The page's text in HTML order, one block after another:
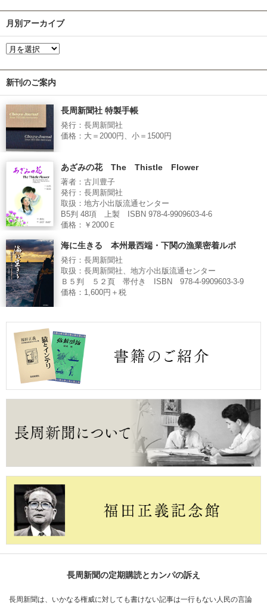
月別アーカイブ
新刊のご案内
長周新聞社 特製手帳
発行：長周新聞社
価格：大＝2000円、小＝1500円
あざみの花 The Thistle Flower
著者：古川豊子
発行：長周新聞社
取扱：地方小出版流通センター
B5判 48項 上製 ISBN 978-4-9909603-4-6
価格：￥2000Ｅ
海に生きる 本州最西端・下関の漁業密着ルポ
発行：長周新聞社
取扱：長周新聞社、地方小出版流通センター
Ｂ５判 ５２頁 帯付き ISBN 978-4-9909603-3-9
価格：1,600円＋税
長周新聞の定期購読とカンパの訴え
長周新聞は、いかなる権威に対しても書けない記事は一行もない人民の言論